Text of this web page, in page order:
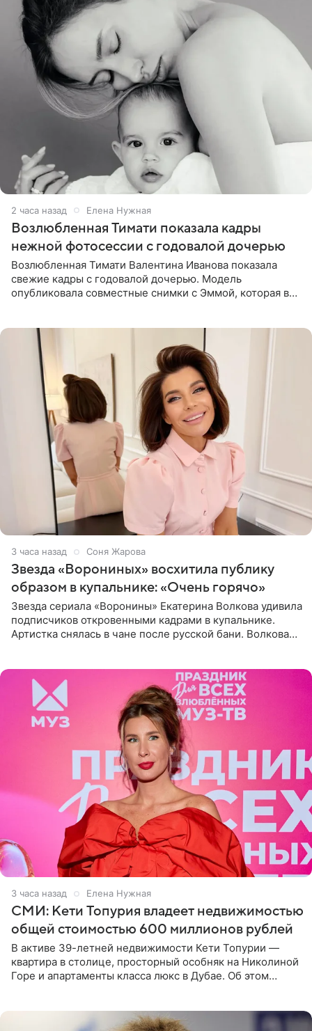
2 часа назад Елена Нужная
Возлюбленная Тимати показала кадры
нежной фотосессии с годовалой дочерью
Возлюбленная Тимати Валентина Иванова показала
свежие кадры с годовалой дочерью. Модель
опубликовала совместные снимки с Эммой, которая в
3 часа назад Соня Жарова
Звезда «Ворониных» восхитила публику
образом в купальнике: «Очень горячо»
Звезда сериала «Воронины» Екатерина Волкова удивила
подписчиков откровенными кадрами в купальнике.
Артистка снялась в чане после русской бани. Волкова
3 часа назад Елена Нужная
СМИ: Кети Топурия владеет недвижимостью
общей стоимостью 600 миллионов рублей
В активе 39-летней недвижимости Кети Топурии —
квартира в столице, просторный особняк на Николиной
Горе и апартаменты класса люкс в Дубае. Об этом